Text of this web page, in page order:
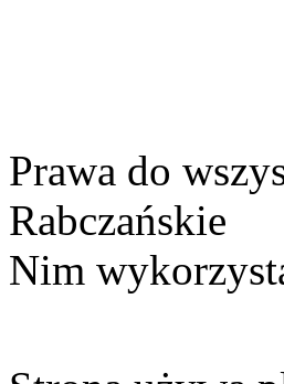
Prawa do
Rabczańskie
Nim